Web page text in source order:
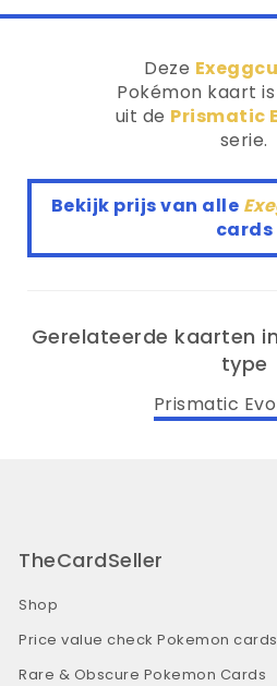
Deze
Pokémon kaart
uit de Prismatic
serie.
Bekijk prijs van alle
cards
Gerelateerde kaarten
type
Prismatic
TheCardSeller
Shop
Price value check Pokemon cards
Rare & Obscure Pokemon Cards